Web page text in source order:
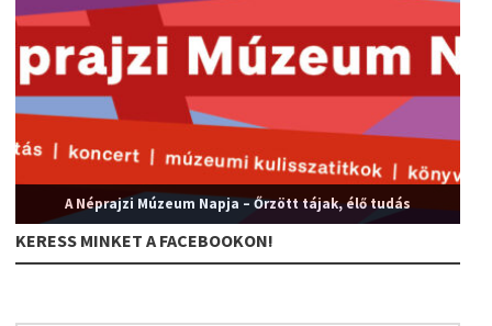
A Néprajzi Múzeum Napja – Őrzött tájak, élő tudás
KERESS MINKET A FACEBOOKON!